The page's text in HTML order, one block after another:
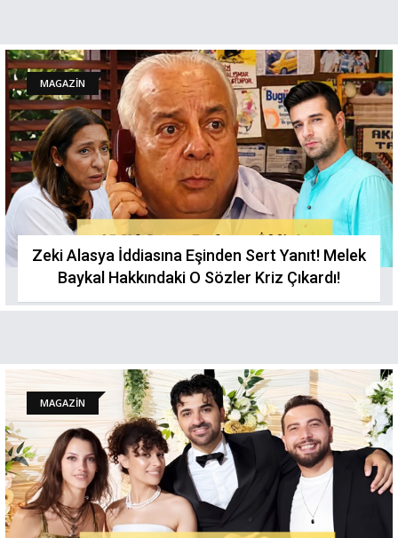
MAGAZİN
Zeki Alasya İddiasına Eşinden Sert Yanıt! Melek
Baykal Hakkındaki O Sözler Kriz Çıkardı!
MAGAZİN